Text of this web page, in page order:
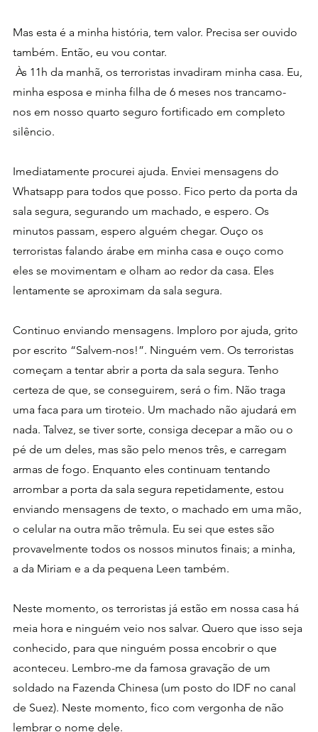
Mas esta é a minha história, tem valor. Precisa ser ouvido
também. Então, eu vou contar.
minha esposa e minha filha de 6 meses nos trancamo-
nos em nosso quarto seguro fortificado em completo
silêncio.
Imediatamente procurei ajuda. Enviei mensagens do
Whatsapp para todos que posso. Fico perto da porta da
sala segura, segurando um machado, e espero. Os
minutos passam, espero alguém chegar. Ouço os
terroristas falando árabe em minha casa e ouço como
eles se movimentam e olham ao redor da casa. Eles
lentamente se aproximam da sala segura.
Continuo enviando mensagens. Imploro por ajuda, grito
por escrito “Salvem-nos!”. Ninguém vem. Os terroristas
começam a tentar abrir a porta da sala segura. Tenho
certeza de que, se conseguirem, será o fim. Não traga
uma faca para um tiroteio. Um machado não ajudará em
nada. Talvez, se tiver sorte, consiga decepar a mão ou o
pé de um deles, mas são pelo menos três, e carregam
armas de fogo. Enquanto eles continuam tentando
arrombar a porta da sala segura repetidamente, estou
enviando mensagens de texto, o machado em uma mão,
o celular na outra mão trêmula. Eu sei que estes são
provavelmente todos os nossos minutos finais; a minha,
a da Miriam e a da pequena Leen também.
Neste momento, os terroristas já estão em nossa casa há
meia hora e ninguém veio nos salvar. Quero que isso seja
conhecido, para que ninguém possa encobrir o que
aconteceu. Lembro-me da famosa gravação de um
soldado na Fazenda Chinesa (um posto do IDF no canal
de Suez). Neste momento, fico com vergonha de não
lembrar o nome dele.